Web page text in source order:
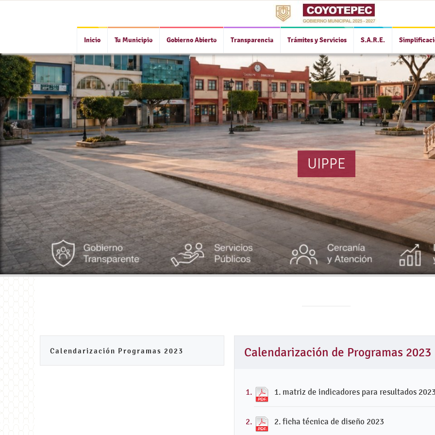
Inicio Tu Municipio Gobierno Abierto Transparencia Trámites y Servicios S.A.R.E.
UIPPE
Calendarización Programas 2023 Calendarización de Programas 2023
1. matriz de indicadores para resultados
2. ficha técnica de diseño 2023